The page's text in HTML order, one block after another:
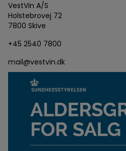
VestVin A/S
Holstebrovej 72
7800 Skive
+45 2540 7800
mail@vestvin.dk